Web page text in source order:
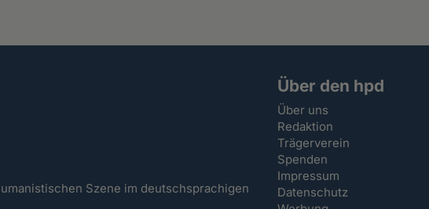
Szene im deutschsprachigen
Über den hpd
Über uns
Redaktion
Trägerverein
Spenden
Impressum
Datenschutz